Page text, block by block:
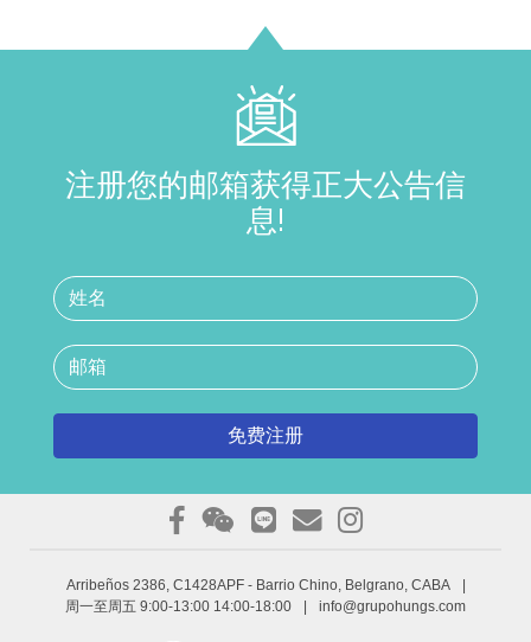
注册您的邮箱获得正大公告信
息!
免费注册
Arribeños 2386, C1428APF- Barrio Chino, Belgrano, CABA
周一至周五 9:00-13:00 14:00-18:00
info@grupohungs.com